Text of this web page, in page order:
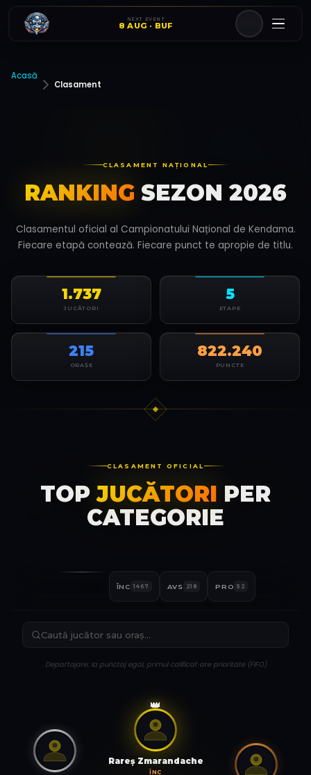
NEXT EVENT
8 AUG · BUF
Acasă
Clasament
CLASAMENT NAȚIONAL
RANKING SEZON 2026
Clasamentul oficial al Campionatului Național de Kendama.
Fiecare etapă contează. Fiecare punct te apropie de titlu.
1.737
JUCĂTORI
5
ETAPE
215
ORAȘE
822.240
PUNCTE
CLASAMENT OFICIAL
TOP JUCĂTORI PER
CATEGORIE
ÎNC 1467 AVS 218 PRO 52
Departajare: la punctaj egal, primul calificat are prioritate (FIFO)
👑
Rareş Zmarandache
ÎNC